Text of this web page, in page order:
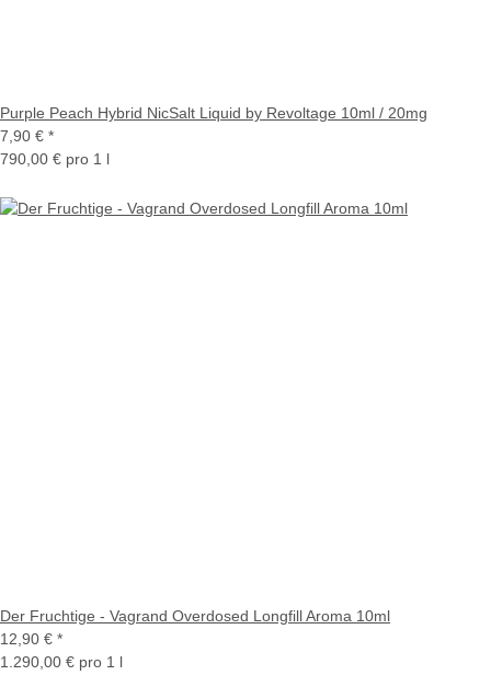
Purple Peach Hybrid NicSalt Liquid by Revoltage 10ml / 20mg
7,90 € *
790,00 € pro 1 l
Der Fruchtige - Vagrand Overdosed Longfill Aroma 10ml
12,90 € *
1.290,00 € pro 1 l